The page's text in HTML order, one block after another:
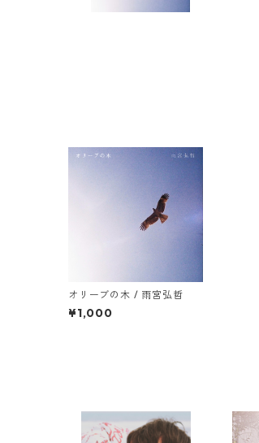
オリーブの木 / 雨宮弘哲
¥1,000